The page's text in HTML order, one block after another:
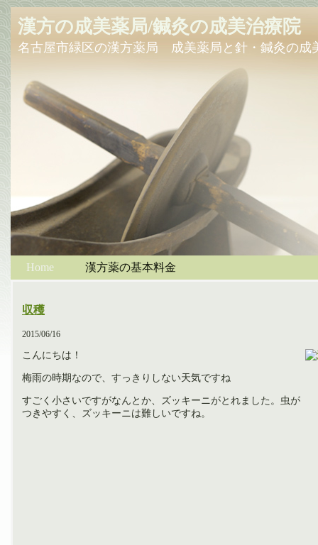
漢方の成美薬局/鍼灸の成美治療院
名古屋市緑区の漢方薬局 成美薬局と針・鍼灸の成
Home 漢方薬の基本料金
収穫
2015/06/16
こんにちは！
梅雨の時期なので、すっきりしない天気ですね
すごく小さいですがなんとか、ズッキーニがとれました。虫が
つきやすく、ズッキーニは難しいですね。